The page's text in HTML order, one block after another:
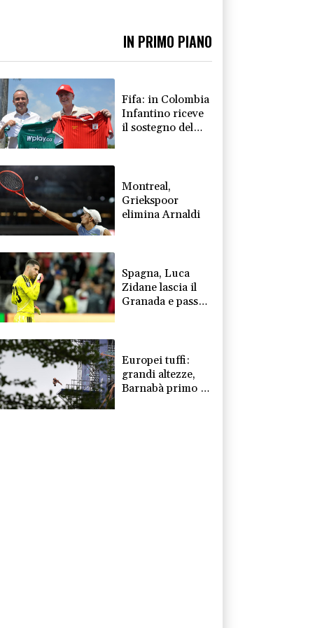
IN PRIMO PIANO
Fifa: in Colombia
Infantino riceve
il sostegno del
Montreal,
Griekspoor
elimina Arnaldi
Spagna, Luca
Zidane lascia il
Granada e passa
Europei tuffi:
grandi altezze,
Barnabà primo e